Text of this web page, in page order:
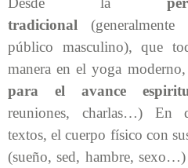
tradicional
público masculino), que
manera en el yoga moderno,
para el avance
reuniones, charlas…) En
textos, el cuerpo físico con
(sueño, sed, hambre, sexo…)